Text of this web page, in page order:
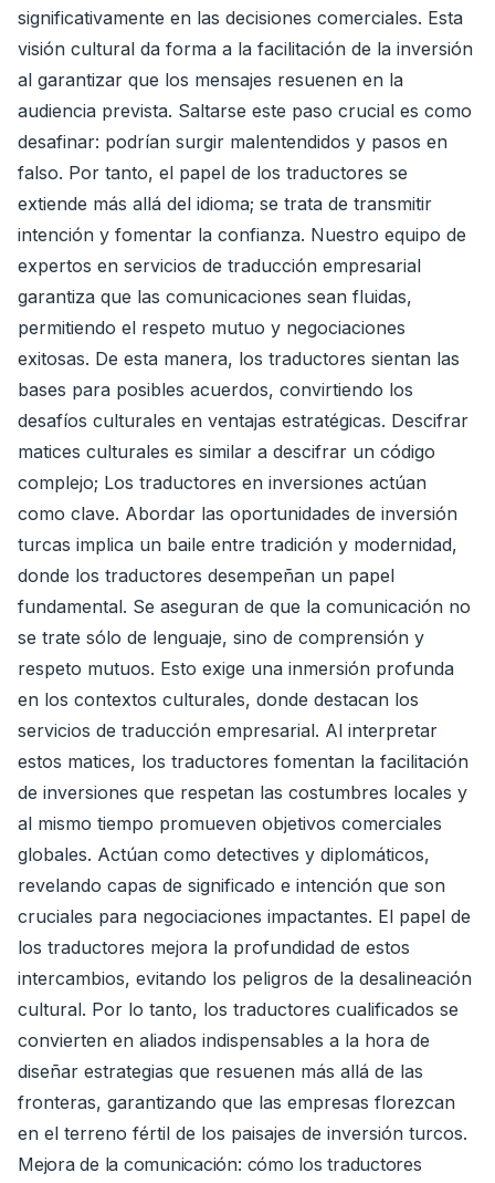
significativamente en las decisiones comerciales. Esta
visión cultural da forma a la facilitación de la inversión
al garantizar que los mensajes resuenen en la
audiencia prevista. Saltarse este paso crucial es como
desafinar: podrían surgir malentendidos y pasos en
falso. Por tanto, el papel de los traductores se
extiende más allá del idioma; se trata de transmitir
intención y fomentar la confianza. Nuestro equipo de
expertos en servicios de traducción empresarial
garantiza que las comunicaciones sean fluidas,
permitiendo el respeto mutuo y negociaciones
exitosas. De esta manera, los traductores sientan las
bases para posibles acuerdos, convirtiendo los
desafíos culturales en ventajas estratégicas. Descifrar
matices culturales es similar a descifrar un código
complejo; Los traductores en inversiones actúan
como clave. Abordar las oportunidades de inversión
turcas implica un baile entre tradición y modernidad,
donde los traductores desempeñan un papel
fundamental. Se aseguran de que la comunicación no
se trate sólo de lenguaje, sino de comprensión y
respeto mutuos. Esto exige una inmersión profunda
en los contextos culturales, donde destacan los
servicios de traducción empresarial. Al interpretar
estos matices, los traductores fomentan la facilitación
de inversiones que respetan las costumbres locales y
al mismo tiempo promueven objetivos comerciales
globales. Actúan como detectives y diplomáticos,
revelando capas de significado e intención que son
cruciales para negociaciones impactantes. El papel de
los traductores mejora la profundidad de estos
intercambios, evitando los peligros de la desalineación
cultural. Por lo tanto, los traductores cualificados se
convierten en aliados indispensables a la hora de
diseñar estrategias que resuenen más allá de las
fronteras, garantizando que las empresas florezcan
en el terreno fértil de los paisajes de inversión turcos.
Mejora de la comunicación: cómo los traductores